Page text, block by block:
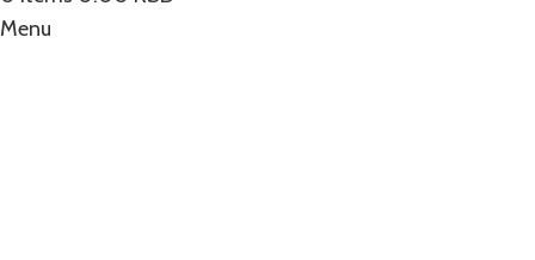
Menu